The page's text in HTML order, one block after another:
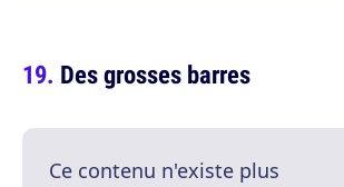
Des grosses barres
Ce contenu n'existe plus